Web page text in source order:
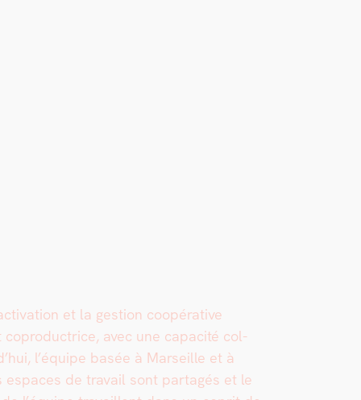
et la ges­tion coopéra­tive
copro­duc­trice, avec une capac­ité col­
l’équipe basée à Mar­seille et à
de tra­vail sont partagés et le